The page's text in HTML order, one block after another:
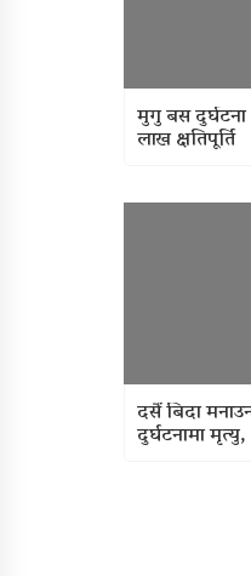
मुगु बस
लाख क्षतिपूर्ति
दसैं बिदा
दुर्घटनामा मृत्यु,